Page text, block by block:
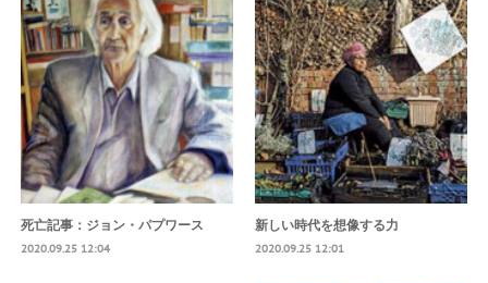
死亡記事：ジョン・パプワース
2020.09.25 12:04
新しい時代を想像する力
2020.09.25 12:01